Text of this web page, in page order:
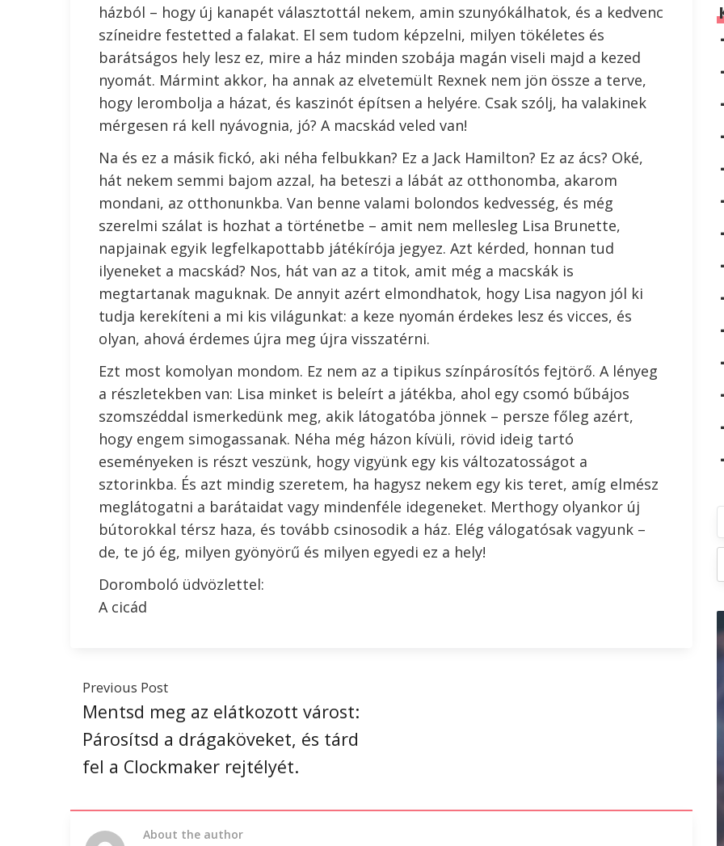
házból – hogy új kanapét választottál nekem, amin szunyókálhatok, és a kedvenc
színeidre festetted a falakat. El sem tudom képzelni, milyen tökéletes és
barátságos hely lesz ez, mire a ház minden szobája magán viseli majd a kezed
nyomát. Mármint akkor, ha annak az elvetemült Rexnek nem jön össze a terve,
hogy lerombolja a házat, és kaszinót építsen a helyére. Csak szólj, ha valakinek
mérgesen rá kell nyávognia, jó? A macskád veled van!
Na és ez a másik fickó, aki néha felbukkan? Ez a Jack Hamilton? Ez az ács? Oké,
hát nekem semmi bajom azzal, ha beteszi a lábát az otthonomba, akarom
mondani, az otthonunkba. Van benne valami bolondos kedvesség, és még
szerelmi szálat is hozhat a történetbe – amit nem mellesleg Lisa Brunette,
napjainak egyik legfelkapottabb játékírója jegyez. Azt kérded, honnan tud
ilyeneket a macskád? Nos, hát van az a titok, amit még a macskák is
megtartanak maguknak. De annyit azért elmondhatok, hogy Lisa nagyon jól ki
tudja kerekíteni a mi kis világunkat: a keze nyomán érdekes lesz és vicces, és
olyan, ahová érdemes újra meg újra visszatérni.
Ezt most komolyan mondom. Ez nem az a tipikus színpárosítós fejtörő. A lényeg
a részletekben van: Lisa minket is beleírt a játékba, ahol egy csomó bűbájos
szomszéddal ismerkedünk meg, akik látogatóba jönnek – persze főleg azért,
hogy engem simogassanak. Néha még házon kívüli, rövid ideig tartó
eseményeken is részt veszünk, hogy vigyünk egy kis változatosságot a
sztorinkba. És azt mindig szeretem, ha hagysz nekem egy kis teret, amíg elmész
meglátogatni a barátaidat vagy mindenféle idegeneket. Merthogy olyankor új
bútorokkal térsz haza, és tovább csinosodik a ház. Elég válogatósak vagyunk –
de, te jó ég, milyen gyönyörű és milyen egyedi ez a hely!
Doromboló üdvözlettel:
A cicád
Previous Post
Mentsd meg az elátkozott várost:
Párosítsd a drágaköveket, és tárd
fel a Clockmaker rejtélyét.
About the author
e
e
s
é
s